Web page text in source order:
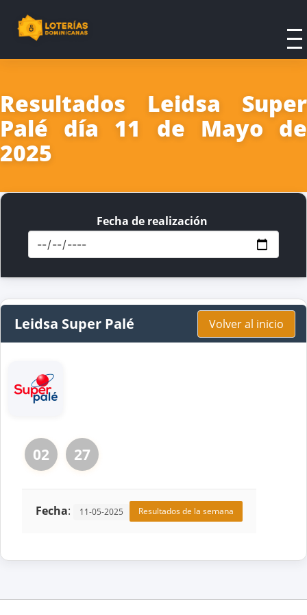
Resultados Leidsa Super
Palé día 11 de Mayo de
2025
Fecha de realización
Leidsa Super Palé Volver al inicio
02 27
Fecha: 11-05-2025 Resultados de la semana